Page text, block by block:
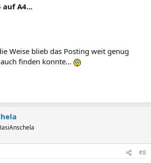
auf A4...
Weise blieb das Posting weit genug
finden konnte...
#8